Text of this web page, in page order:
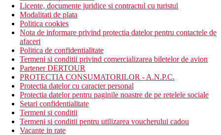
cazinou
club pentru copii (pentru copii de la 4 la 12 ani)
mini cinematograf
6 terenuri de tenis
loc de joaca multifunctional
Centru SPA
sala de conferinta
magazine
Descrierea plajei
cu nisip
sezlonguri si umbrele gratuite
Activitati sportive gratuite
programe de animatie
Licente, documente juridice si contractul cu turistul
Modalitati de plata
Politica cookies
Nota de informare privind protectia datelor pentru contactele de
afaceri
Politica de confidentialitate
Termeni si conditii privind comercializarea biletelor de avion
Partener DERTOUR
PROTECTIA CONSUMATORILOR - A.N.P.C.
Protectia datelor cu caracter personal
Protectia datelor pentru paginile noastre de pe retelele sociale
Setari confidentialitate
Termeni si conditii
Termeni si conditii pentru utilizarea voucherului cadou
Vacante in rate